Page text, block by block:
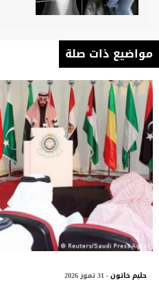
مواضيع ذات صلة
حليم خاتون- 31 تموز 2026